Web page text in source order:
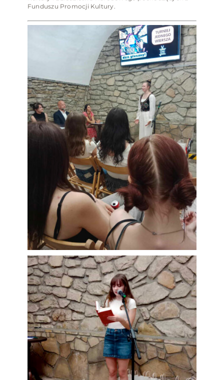
Funduszu Promocji Kultury.